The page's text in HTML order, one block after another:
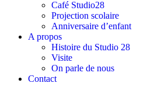
Café Studio28
Projection scolaire
Anniversaire d’enfant
A propos
Histoire du Studio 28
Visite
On parle de nous
Contact